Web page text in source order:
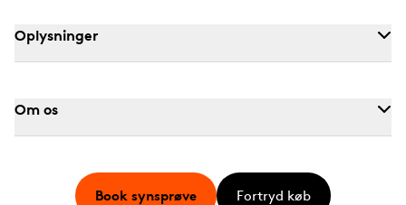
Oplysninger
Om os
Book synsprøve Fortryd køb